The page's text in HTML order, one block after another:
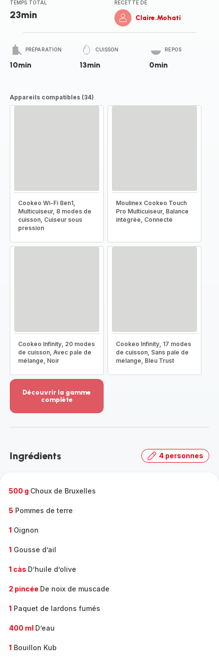
TEMPS TOTAL
23min
RECETTE DE
Claire.Mohati
PRÉPARATION
10min
CUISSON
13min
REPOS
0min
Appareils compatibles (34)
Cookeo Wi-Fi 8en1,
Multicuiseur, 8 modes de
cuisson, Cuiseur sous
pression
Moulinex Cookeo Touch
Pro Multicuiseur, Balance
intégrée, Connecté
Cookeo Infinity, 20 modes
de cuisson, Avec pale de
mélange, Noir
Cookeo Infinity, 17 modes
de cuisson, Sans pale de
mélange, Bleu Trust
Découvrir la gamme
complète
-
gamme
Ingrédients 4 personnes
500 g Choux de Bruxelles
5 Pommes de terre
1 Oignon
1 Gousse d’ail
1 càs D’huile d’olive
2 pincée De noix de muscade
1 Paquet de lardons fumés
400 ml D’eau
1 Bouillon Kub